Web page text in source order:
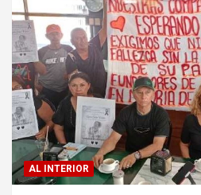
AL INTERIOR